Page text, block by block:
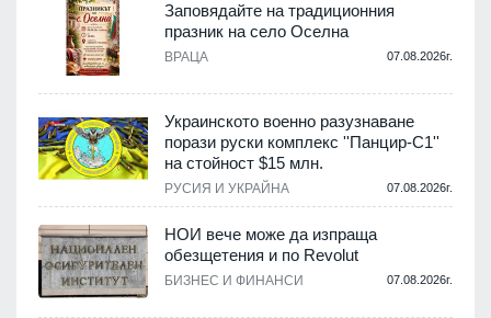
Заповядайте на традиционния
празник на село Оселна
ВРАЦА 07.08.2026г.
Украинското военно разузнаване
порази руски комплекс ''Панцир-С1''
на стойност $15 млн.
РУСИЯ И УКРАЙНА 07.08.2026г.
НОИ вече може да изпраща
обезщетения и по Revolut
БИЗНЕС И ФИНАНСИ 07.08.2026г.